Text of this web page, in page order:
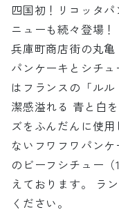
四国初！リコッタ
ニューも続々登場！
兵庫町商店街の丸
パンケーキとシチ
はフランスの「ル
潔感溢れる 青と白
ズをふんだんに使
ないフワフワパン
のビーフシチュー
えております。 ラ
ください。